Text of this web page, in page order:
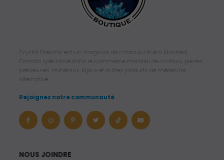
Crystal Dreams est un magasin de cristaux situé à Montréal,
Canada spécialisé dans le commerce mondial de cristaux, pierres
précieuses, minéraux, bijoux et autres produits de médecine
alternative.
Rejoignez notre communauté
NOUS JOINDRE